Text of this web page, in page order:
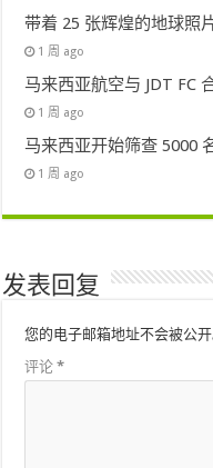
带着 25 张辉煌的地球照
1 周 ago
马来西亚航空与 JDT FC
1 周 ago
马来西亚开始筛查 5000
1 周 ago
发表回复
您的电子邮箱地址不会被公开
评论*